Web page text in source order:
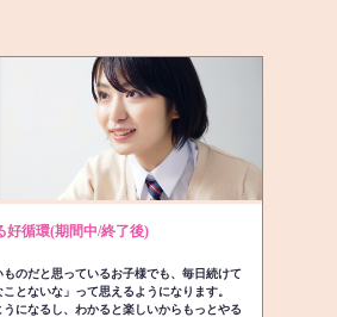
好循環(期間中/終了後)
のだと思っているお子様でも、毎日続けて
とないな」って思えるようになります。
になるし、わかると楽しいからもっとやる